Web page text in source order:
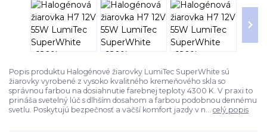
Popis produktu Halogénové žiarovky LumiTec SuperWhite sú
žiarovky vyrobené z vysoko kvalitného kremeňového skla so
správnou farbou na dosiahnutie farebnej teploty 4300 K. V praxi to
prináša svetelný lúč s dlhším dosahom a farbou podobnou dennému
svetlu. Poskytujú bezpečnosť a väčší komfort jazdy v n... celý popis